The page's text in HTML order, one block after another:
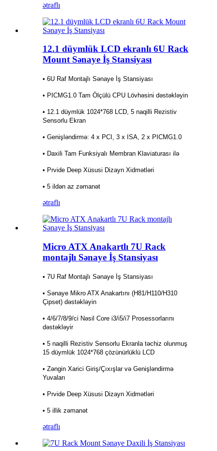
ətraflı
12.1 düymlük LCD ekranlı 6U Rack
Mount Sənaye İş Stansiyası
• 6U Raf Montajlı Sənaye İş Stansiyası
• PICMG1.0 Tam Ölçülü CPU Lövhəsini dəstəkləyin
• 12.1 düymlük 1024*768 LCD, 5 naqilli Rezistiv
Sensorlu Ekran
• Genişləndirmə: 4 x PCI, 3 x ISA, 2 x PICMG1.0
• Daxili Tam Funksiyalı Membran Klaviaturası ilə
• Prvide Deep Xüsusi Dizayn Xidmətləri
• 5 ildən az zəmanət
ətraflı
Micro ATX Anakartlı 7U Rack
montajlı Sənaye İş Stansiyası
• 7U Raf Montajlı Sənaye İş Stansiyası
• Sənaye Mikro ATX Anakartını (H81/H110/H310
Çipset) dəstəkləyin
• 4/6/7/8/9/ci Nəsil Core i3/i5/i7 Prosessorlarını
dəstəkləyir
• 5 naqilli Rezistiv Sensorlu Ekranla təchiz olunmuş
15 düymlük 1024*768 çözünürlüklü LCD
• Zəngin Xarici Giriş/Çıxışlar və Genişləndirmə
Yuvaları
• Prvide Deep Xüsusi Dizayn Xidmətləri
• 5 illik zəmanət
ətraflı